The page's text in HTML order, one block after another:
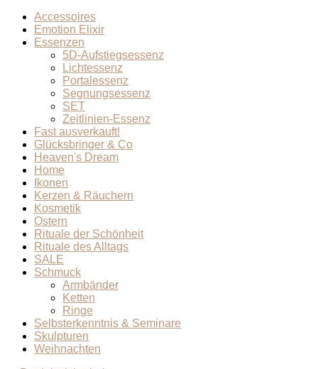
Accessoires
Emotion Elixir
Essenzen
5D-Aufstiegsessenz
Lichtessenz
Portalessenz
Segnungsessenz
SET
Zeitlinien-Essenz
Fast ausverkauft!
Glücksbringer & Co
Heaven's Dream
Home
Ikonen
Kerzen & Räuchern
Kosmetik
Ostern
Rituale der Schönheit
Rituale des Alltags
SALE
Schmuck
Armbänder
Ketten
Ringe
Selbsterkenntnis & Seminare
Skulpturen
Weihnachten